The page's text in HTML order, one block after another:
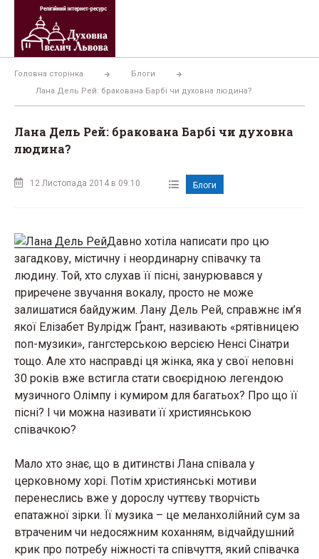
Перейти
вмісту
Головна сторінка
Блоги
Лана Дель Рей: бракована Барбі чи духовна людина?
Лана Дель Рей: бракована Барбі чи духовна
людина?
12 Листопада 2014 в 09:10 Блоги
Давно хотіла написати про цю
загадкову, містичну і неординарну співачку та
людину. Той, хто слухав її пісні, занурювався у
приречене звучання вокалу, просто не може
залишатися байдужим. Лану Дель Рей, справжнє ім’я
якої Елізабет Вулрідж Ґрант, називають «рятівницею
поп-музики», гангстерською версією Ненсі Сінатри
тощо. Але хто насправді ця жінка, яка у свої неповні
30 років вже встигла стати своєрідною легендою
музичного Олімпу і кумиром для багатьох? Про що її
пісні? І чи можна називати її християнською
співачкою?
Мало хто знає, що в дитинстві Лана співала у
церковному хорі. Потім християнські мотиви
перенеслись вже у дорослу чуттєву творчість
епатажної зірки. Її музика – це меланхолійний сум за
втраченим чи недосяжним коханням, відчайдушний
крик про потребу ніжності та співчуття, який співачка